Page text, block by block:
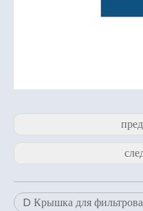
D Крышка для